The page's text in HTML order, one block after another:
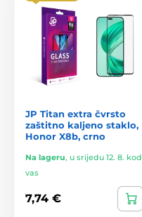
JP Titan extra čvrsto
zaštitno kaljeno staklo,
Honor X8b, crno
Na lageru, u srijedu 12. 8. kod
vas
7,74 €